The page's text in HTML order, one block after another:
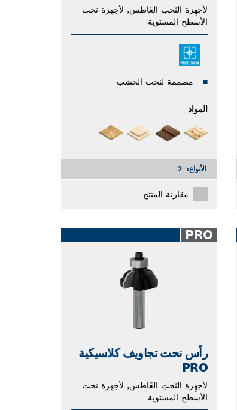
لأجهِزة النَحتِ الغَاطس, لأجهزة نحت
الأسطح المستوية
مصممة لنحت الخشب
المواد
الأنواع: 2
مقارنة المنتج
PRO
رأس نحت تجاويف كلاسيكية
PRO
لأجهِزة النَحتِ الغَاطس, لأجهزة نحت
الأسطح المستوية